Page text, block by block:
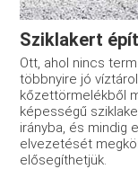
Sziklakert
Ott, ahol nincs
több­nyire jó
kőzettörmelék­ből
képességű
irányba, és mindig
elvezetését
elősegíthetjük.